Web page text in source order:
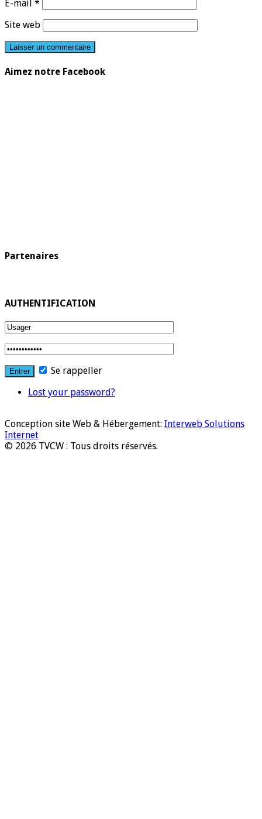
E-mail *
Site web
Aimez notre Facebook
Partenaires
AUTHENTIFICATION
Se rappeller
Lost your password?
Conception site Web & Hébergement: Interweb Solutions
Internet
© 2026 TVCW : Tous droits réservés.